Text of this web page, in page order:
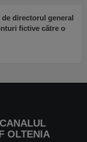
directorul general
fictive către o
OLTENIA